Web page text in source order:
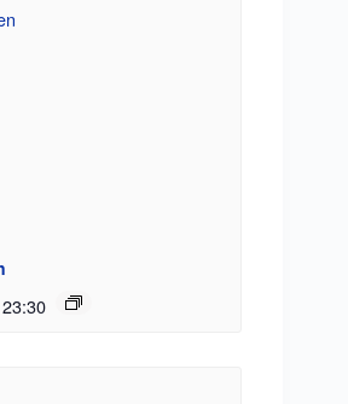
23:30